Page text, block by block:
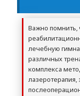
Важно помнить,
лечебную
различных
комплекса